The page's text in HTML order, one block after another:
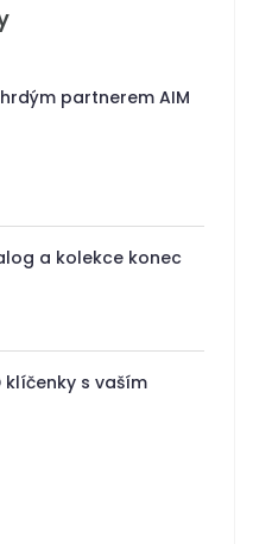
partnerem AIM
a kolekce konec
klíčenky s vaším